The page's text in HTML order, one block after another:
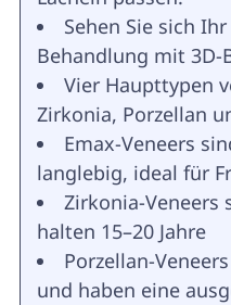
Sehen Sie sich
Behandlung mit 3D-
Vier Haupttypen
Zirkonia, Porzellan
Emax-Veneers
langlebig, ideal für
Zirkonia-
halten 15–20 Jahre
Porzellan-
und haben eine